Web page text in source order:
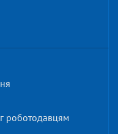
роботодавцям